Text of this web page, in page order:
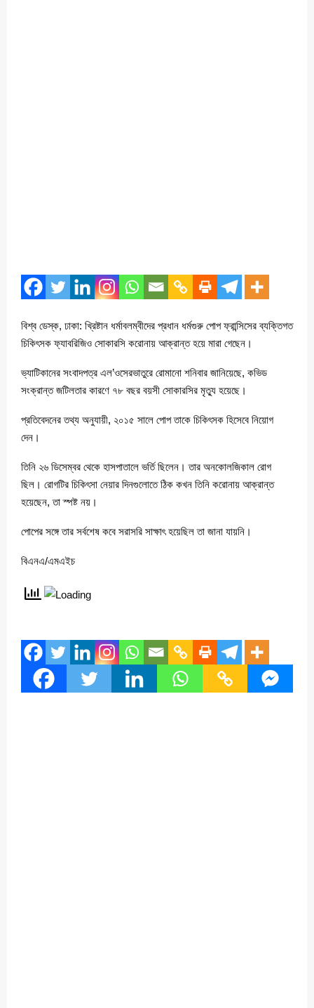
বিশ্ব ডেস্ক, ঢাকা: খ্রিষ্টান ধর্মাবলম্বীদের প্রধান ধর্মগুরু পোপ ফ্রান্সিসের ব্যক্তিগত
চিকিৎসক ফ্যাবরিজিও সোকারসি করোনায় আক্রান্ত হয়ে মারা গেছেন।
ভ্যাটিকানের সংবাদপত্র এল’ওসেরভাতুরে রোমানো শনিবার জানিয়েছে, কভিড
সংক্রান্ত জটিলতার কারণে ৭৮ বছর বয়সী সোকারসির মৃত্যু হয়েছে।
প্রতিবেদনের তথ্য অনুযায়ী, ২০১৫ সালে পোপ তাকে চিকিৎসক হিসেবে নিয়োগ
দেন।
তিনি ২৬ ডিসেম্বর থেকে হাসপাতালে ভর্তি ছিলেন। তার অনকোলজিকাল রোগ
ছিল। রোগটির চিকিৎসা নেয়ার দিনগুলোতে ঠিক কখন তিনি করোনায় আক্রান্ত
হয়েছেন, তা স্পষ্ট নয়।
পোপের সঙ্গে তার সর্বশেষ কবে সরাসরি সাক্ষাৎ হয়েছিল তা জানা যায়নি।
বিএনএ/এমএইচ